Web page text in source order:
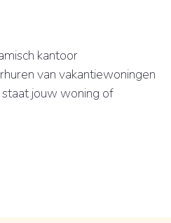
kantoor
van vakantiewoningen
jouw woning of